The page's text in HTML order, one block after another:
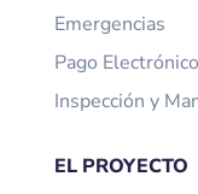
Emergencias
Pago
Inspección y
EL PROYECTO